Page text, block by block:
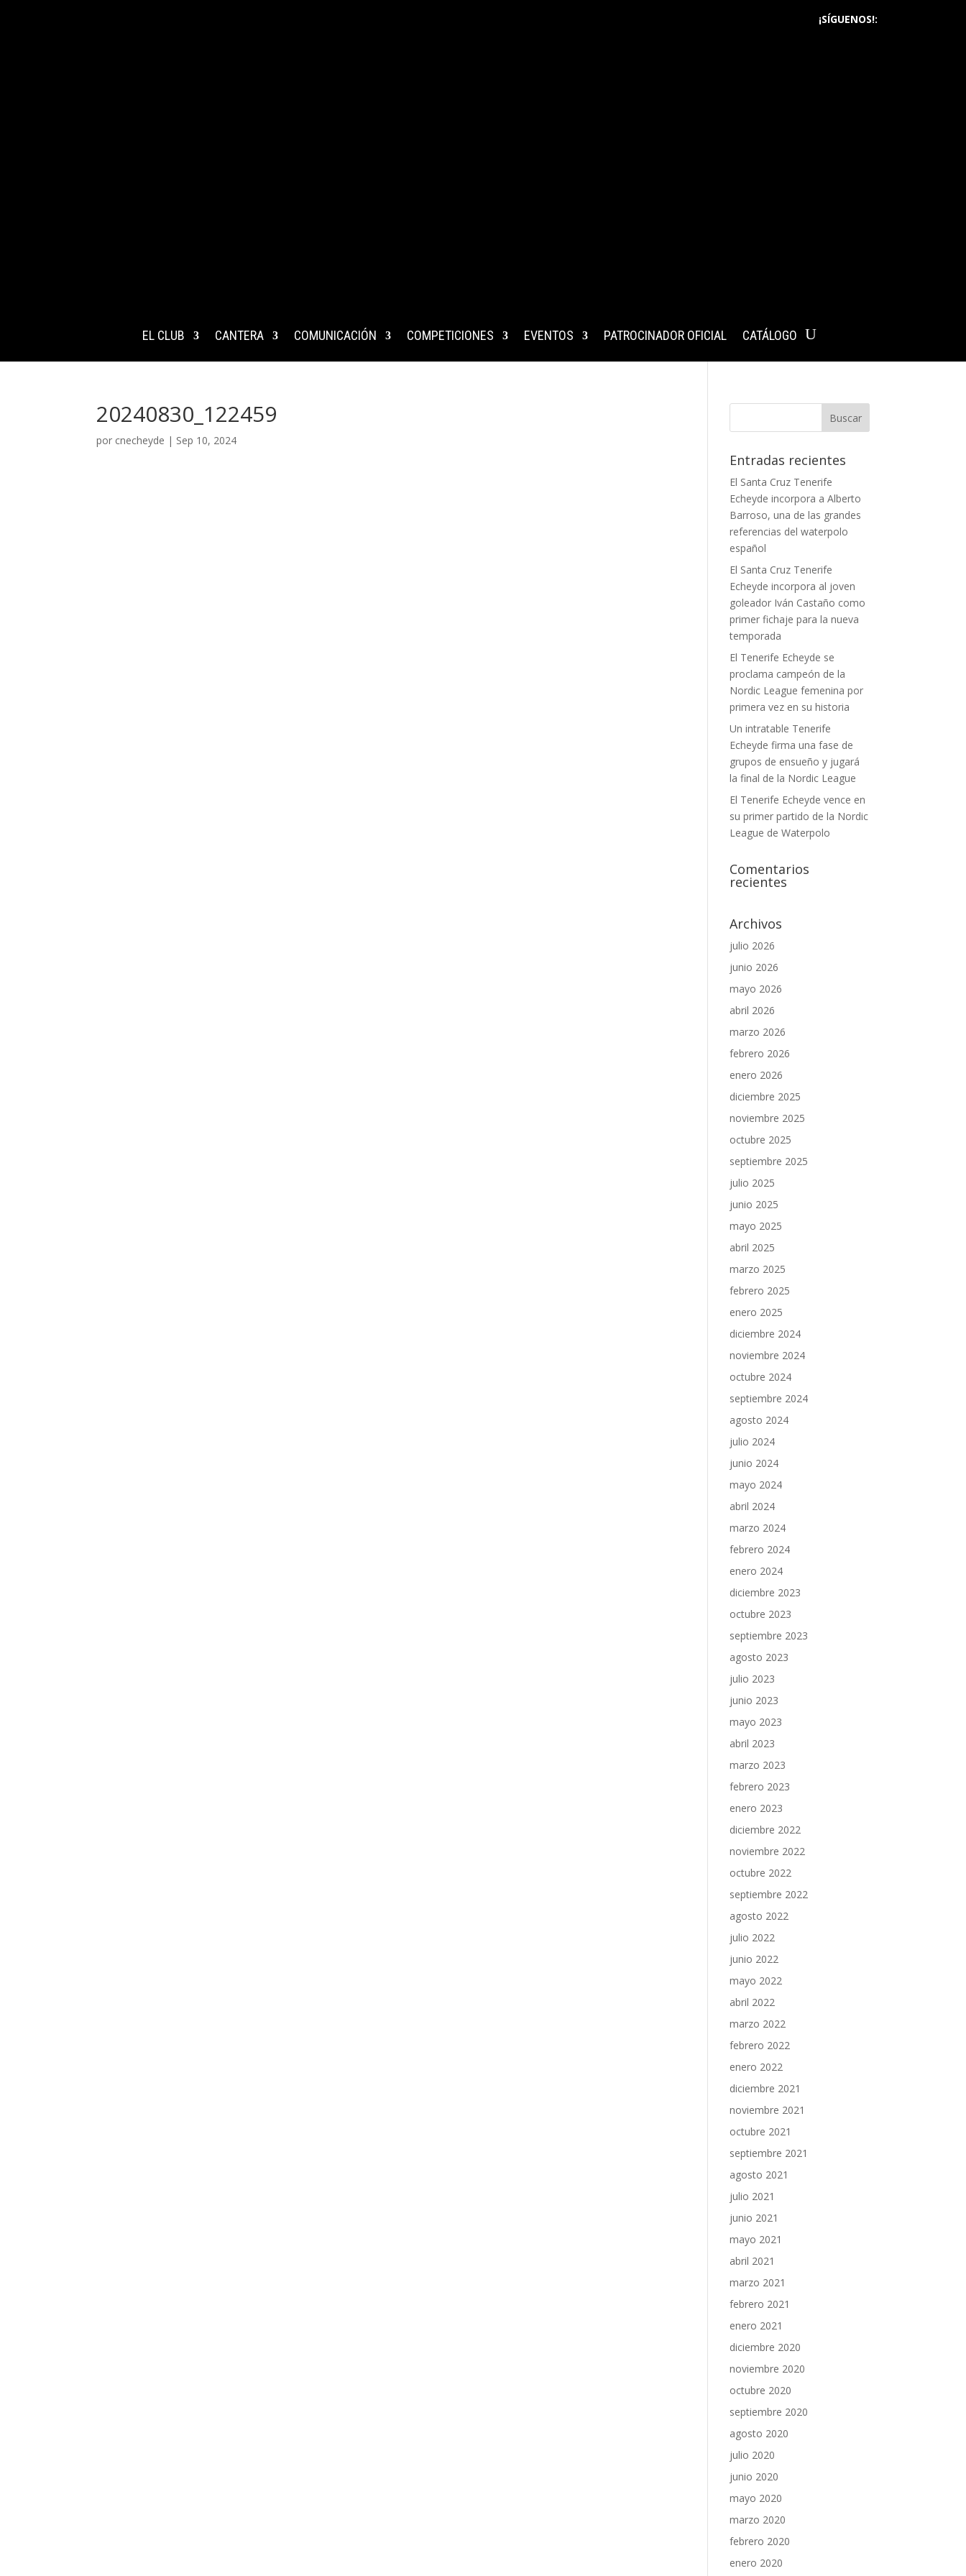
¡SÍGUENOS!:
EL CLUB CANTERA COMUNICACIÓN COMPETICIONES EVENTOS PATROCINADOR OFICIAL CATÁLOGO
20240830_122459
por cnecheyde | Sep 10, 2024
Entradas recientes
El Santa Cruz Tenerife
Echeyde incorpora a Alberto
Barroso, una de las grandes
referencias del waterpolo
español
El Santa Cruz Tenerife
Echeyde incorpora al joven
goleador Iván Castaño como
primer fichaje para la nueva
temporada
El Tenerife Echeyde se
proclama campeón de la
Nordic League femenina por
primera vez en su historia
Un intratable Tenerife
Echeyde firma una fase de
grupos de ensueño y jugará
la final de la Nordic League
El Tenerife Echeyde vence en
su primer partido de la Nordic
League de Waterpolo
Comentarios
recientes
Archivos
julio 2026
junio 2026
mayo 2026
abril 2026
marzo 2026
febrero 2026
enero 2026
diciembre 2025
noviembre 2025
octubre 2025
septiembre 2025
julio 2025
junio 2025
mayo 2025
abril 2025
marzo 2025
febrero 2025
enero 2025
diciembre 2024
noviembre 2024
octubre 2024
septiembre 2024
agosto 2024
julio 2024
junio 2024
mayo 2024
abril 2024
marzo 2024
febrero 2024
enero 2024
diciembre 2023
octubre 2023
septiembre 2023
agosto 2023
julio 2023
junio 2023
mayo 2023
abril 2023
marzo 2023
febrero 2023
enero 2023
diciembre 2022
noviembre 2022
octubre 2022
septiembre 2022
agosto 2022
julio 2022
junio 2022
mayo 2022
abril 2022
marzo 2022
febrero 2022
enero 2022
diciembre 2021
noviembre 2021
octubre 2021
septiembre 2021
agosto 2021
julio 2021
junio 2021
mayo 2021
abril 2021
marzo 2021
febrero 2021
enero 2021
diciembre 2020
noviembre 2020
octubre 2020
septiembre 2020
agosto 2020
julio 2020
junio 2020
mayo 2020
marzo 2020
febrero 2020
enero 2020